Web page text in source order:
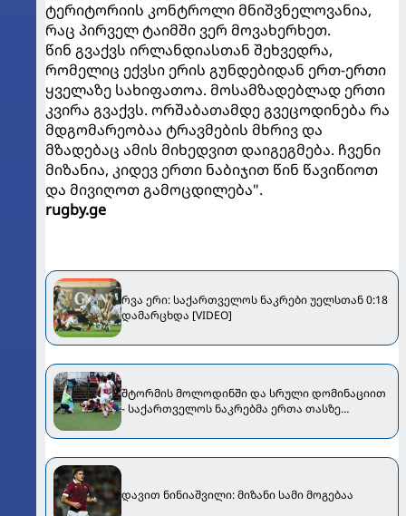
ტერიტორიის კონტროლი მნიშვნელოვანია,
რაც პირველ ტაიმში ვერ მოვახერხეთ.
წინ გვაქვს ირლანდიასთან შეხვედრა,
რომელიც ექვსი ერის გუნდებიდან ერთ-ერთი
ყველაზე სახიფათოა. მოსამზადებლად ერთი
კვირა გვაქვს. ორშაბათამდე გვეცოდინება რა
მდგომარეობაა ტრავმების მხრივ და
მზადებაც ამის მიხედვით დაიგეგმება. ჩვენი
მიზანია, კიდევ ერთი ნაბიჯით წინ წავიწიოთ
და მივიღოთ გამოცდილება".
rugby.ge
რვა ერი: საქართველოს ნაკრები უელსთან 0:18
დამარცხდა [VIDEO]
შტორმის მოლოდინში და სრული დომინაციით
- საქართველოს ნაკრებმა ერთა თასზე
დავით ნინიაშვილი: მიზანი სამი მოგებაა